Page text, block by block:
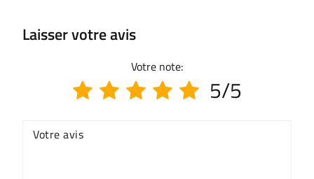
Laisser votre avis
Votre note:
5/5
Votre avis